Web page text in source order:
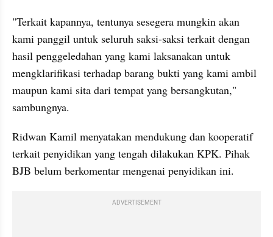
"Terkait kapannya, tentunya sesegera mungkin akan
kami panggil untuk seluruh saksi-saksi terkait dengan
hasil penggeledahan yang kami laksanakan untuk
mengklarifikasi terhadap barang bukti yang kami ambil
maupun kami sita dari tempat yang bersangkutan,"
sambungnya.
Ridwan Kamil menyatakan mendukung dan kooperatif
terkait penyidikan yang tengah dilakukan KPK. Pihak
BJB belum berkomentar mengenai penyidikan ini.
ADVERTISEMENT